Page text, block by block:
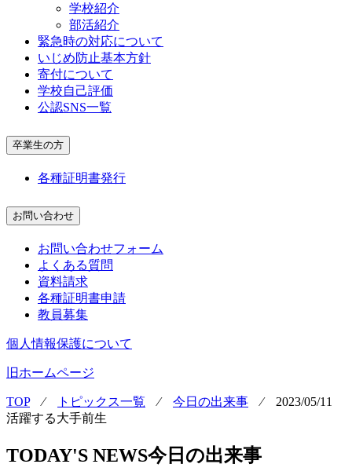
学校紹介
部活紹介
緊急時の対応について
いじめ防止基本方針
寄付について
学校自己評価
公認SNS一覧
卒業生の方
各種証明書発行
お問い合わせ
お問い合わせフォーム
よくある質問
資料請求
各種証明書申請
教員募集
個人情報保護について
旧ホームページ
TOP⁄ トピックス一覧 ⁄ 今日の出来事 ⁄ 2023/05/11
活躍する大手前生
TODAY'S NEWS今日の出来事